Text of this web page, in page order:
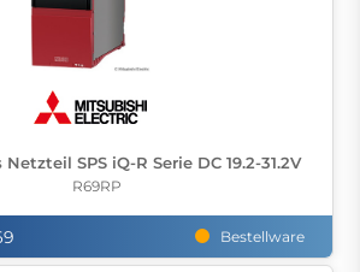
SPS iQ-R Serie DC 19.2-31.2V
R69RP
Bestellware